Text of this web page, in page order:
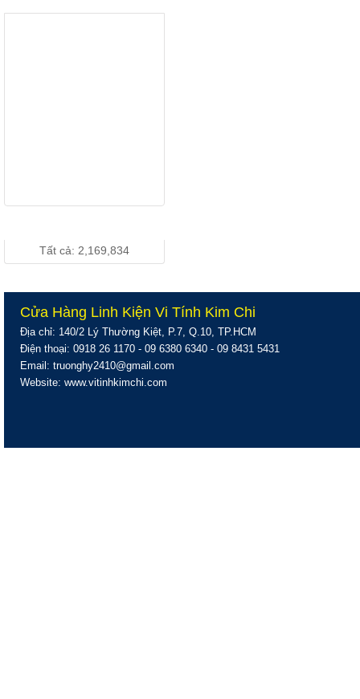
Giá: Vui lòng gọi...
Tất cả: 2,169,834
Cửa Hàng Linh Kiện Vi Tính Kim Chi
Địa chỉ: 140/2 Lý Thường Kiệt, P.7, Q.10, TP.HCM
Điện thoại: 0918 26 1170 - 09 6380 6340 - 09 8431 5431
Email: truonghy2410@gmail.com
Website: www.vitinhkimchi.com